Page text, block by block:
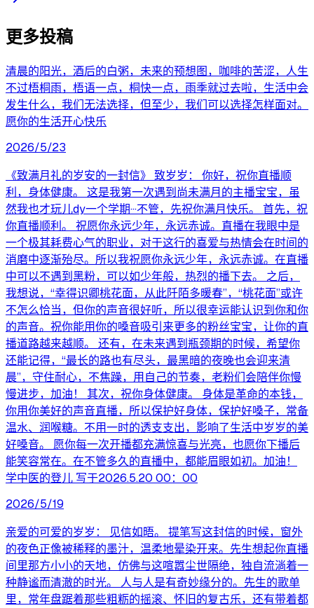
更多投稿
清晨的阳光，酒后的白粥，未来的预想图，咖啡的苦涩，人生
不过梧桐雨，梧语一点，桐快一点，雨季就过去啦，生活中会
发生什么，我们无法选择，但至少，我们可以选择怎样面对。
愿你的生活开心快乐
2026/5/23
《致满月礼的岁安的一封信》 致岁岁： 你好，祝你直播顺
利，身体健康。 这是我第一次遇到尚未满月的主播宝宝，虽
然我也才玩儿dy一个学期···不管，先祝你满月快乐。 首先，祝
你直播顺利。 祝愿你永远少年，永远赤诚。直播在我眼中是
一个极其耗费心气的职业，对于这行的喜爱与热情会在时间的
消磨中逐渐殆尽。所以我祝愿你永远少年，永远赤诚。在直播
中可以不遇到黑粉，可以如少年般，热烈的播下去。 之后，
我想说，“幸得识卿桃花面，从此阡陌多暖春”，“桃花面”或许
不怎么恰当，但你的声音很好听，所以很幸运能认识到你和你
的声音。祝你能用你的嗓音吸引来更多的粉丝宝宝，让你的直
播道路越来越顺。 还有，在未来遇到瓶颈期的时候，希望你
还能记得，“最长的路也有尽头，最黑暗的夜晚也会迎来清
晨”，守住耐心，不焦躁，用自己的节奏，老粉们会陪伴你慢
慢进步，加油！ 其次，祝你身体健康。 身体是革命的本钱，
你用你美好的声音直播，所以保护好身体，保护好嗓子，常备
温水、润喉糖。不用一时的透支支出，影响了生活中岁岁的美
好嗓音。 愿你每一次开播都充满惊喜与光亮，也愿你下播后
能笑容常在。在不管多久的直播中，都能眉眼如初。加油！
学中医的登儿 写于2026.5.20 00：00
2026/5/19
亲爱的可爱的岁岁： 见信如晤。 提笔写这封信的时候，窗外
的夜色正像被稀释的墨汁，温柔地晕染开来。先生想起你直播
间里那方小小的天地，仿佛与这喧嚣尘世隔绝，独自流淌着一
种静谧而清澈的时光。 人与人是有奇妙缘分的。先生的歌单
里，常年盘踞着那些粗粝的摇滚、怀旧的复古乐，还有带着都